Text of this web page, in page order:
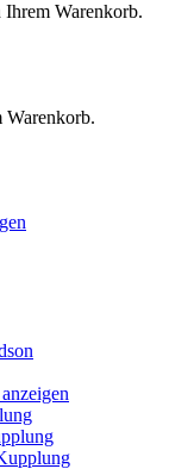
Warenkorb.
Warenkorb.